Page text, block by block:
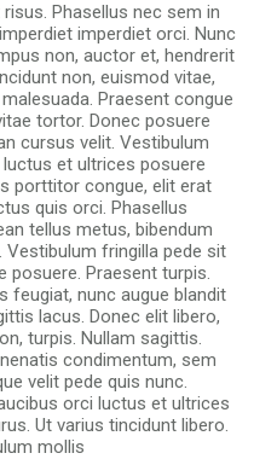
Phasellus nec sem in
imperdiet orci. Nunc
non, auctor et, hendrerit
non, euismod vitae,
Praesent congue
tortor. Donec posuere
cursus velit. Vestibulum
et ultrices posuere
porttitor congue, elit erat
quis orci. Phasellus
tellus metus, bibendum
Vestibulum fringilla pede sit
posuere. Praesent turpis.
feugiat, nunc augue blandit
lacus. Donec elit libero,
turpis. Nullam sagittis.
condimentum, sem
velit pede quis nunc.
orci luctus et ultrices
Ut varius tincidunt libero.
mollis